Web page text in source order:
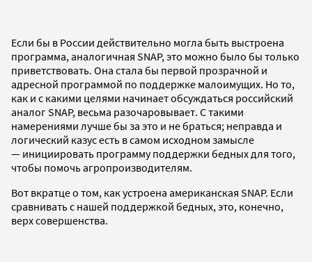
Если бы в России действительно могла быть выстроена
программа, аналогичная SNAP, это можно было бы только
приветствовать. Она стала бы первой прозрачной и
адресной программой по поддержке малоимущих. Но то,
как и с какими целями начинает обсуждаться российский
аналог SNAP, весьма разочаровывает. С такими
намерениями лучше бы за это и не браться; неправда и
логический казус есть в самом исходном замысле
— инициировать программу поддержки бедных для того,
чтобы помочь агропроизводителям.
Вот вкратце о том, как устроена американская SNAP. Если
сравнивать с нашей поддержкой бедных, это, конечно,
верх совершенства.